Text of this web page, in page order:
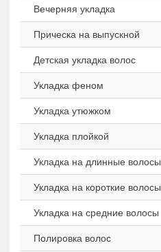
Вечерняя укладка
Прическа на выпускной
Детская укладка волос
Укладка феном
Укладка утюжком
Укладка плойкой
Укладка на длинные волосы
Укладка на короткие волосы
Укладка на средние волосы
Полировка волос